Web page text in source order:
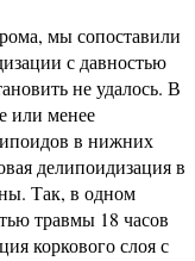
мы сопоставили
с давностью
не удалось. В
или менее
в нижних
делипоидизация в
Так, в одном
травмы 18 часов
коркового слоя с